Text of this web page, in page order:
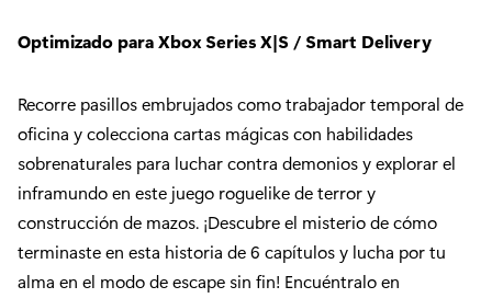
Optimizado para Xbox Series X|S / Smart Delivery
Recorre pasillos embrujados como trabajador temporal de
oficina y colecciona cartas mágicas con habilidades
sobrenaturales para luchar contra demonios y explorar el
inframundo en este juego roguelike de terror y
construcción de mazos. ¡Descubre el misterio de cómo
terminaste en esta historia de 6 capítulos y lucha por tu
alma en el modo de escape sin fin! Encuéntralo en